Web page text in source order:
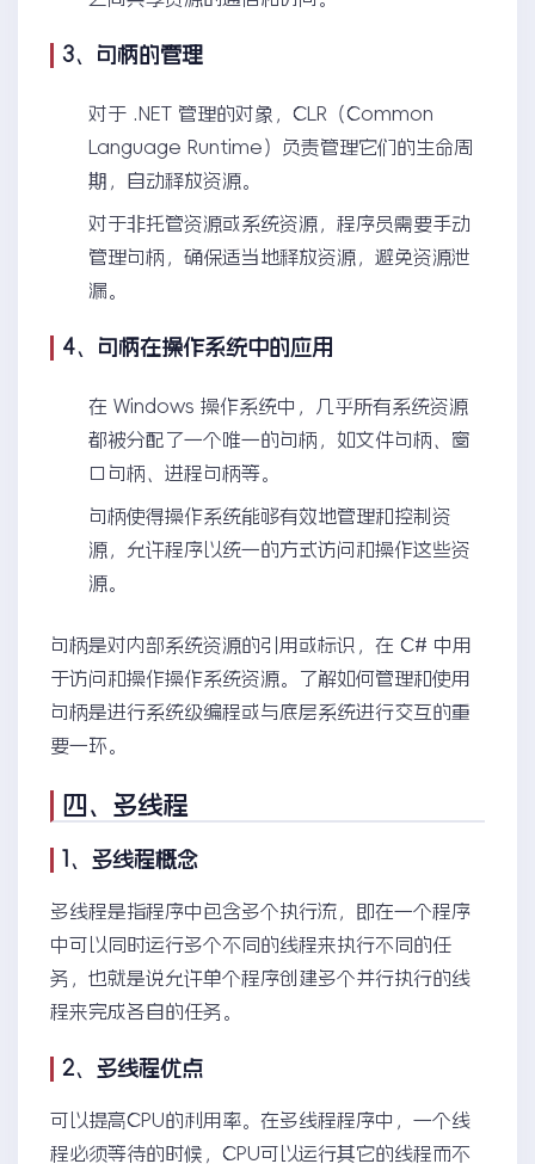
3、句柄的管理
对于 .NET 管理的对象，CLR（Common
Language Runtime）负责管理它们的生命周
期，自动释放资源。
对于非托管资源或系统资源，程序员需要手动
管理句柄，确保适当地释放资源，避免资源泄
漏。
4、句柄在操作系统中的应用
在 Windows 操作系统中，几乎所有系统资源
都被分配了一个唯一的句柄，如文件句柄、窗
口句柄、进程句柄等。
句柄使得操作系统能够有效地管理和控制资
源，允许程序以统一的方式访问和操作这些资
源。
句柄是对内部系统资源的引用或标识，在 C# 中用
于访问和操作操作系统资源。了解如何管理和使用
句柄是进行系统级编程或与底层系统进行交互的重
要一环。
四、多线程
1、多线程概念
多线程是指程序中包含多个执行流，即在一个程序
中可以同时运行多个不同的线程来执行不同的任
务，也就是说允许单个程序创建多个并行执行的线
程来完成各自的任务。
2、多线程优点
可以提高CPU的利用率。在多线程程序中，一个线
程必须等待的时候，CPU可以运行其它的线程而不